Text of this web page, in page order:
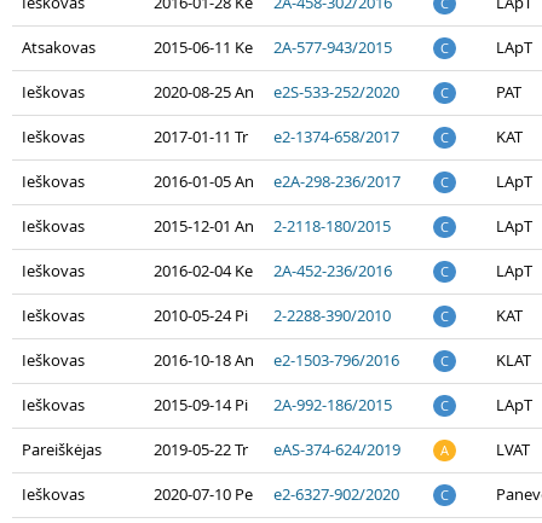
Atsakovas 2015-06-11 Ke 2A-577-943/2015 C LApT
Ieškovas 2020-08-25 An e2S-533-252/2020 C PAT
Ieškovas 2017-01-11 Tr e2-1374-658/2017 C KAT
Ieškovas 2016-01-05 An e2A-298-236/2017 C LApT
Ieškovas 2015-12-01 An 2-2118-180/2015 C LApT
Ieškovas 2016-02-04 Ke 2A-452-236/2016 C LApT
Ieškovas 2010-05-24 Pi 2-2288-390/2010 C KAT
Ieškovas 2016-10-18 An e2-1503-796/2016 C KLAT
Ieškovas 2015-09-14 Pi 2A-992-186/2015 C LApT
Pareiškėjas 2019-05-22 Tr eAS-374-624/2019 A LVAT
Ieškovas 2020-07-10 Pe e2-6327-902/2020 C